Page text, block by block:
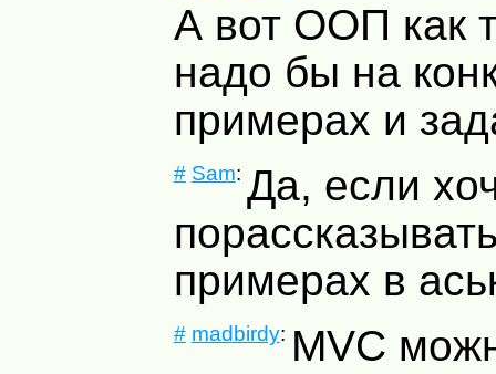
А вот ООП как
надо бы на
примерах и
# Sam: Да, если
примерах в
# madbirdy: MVC